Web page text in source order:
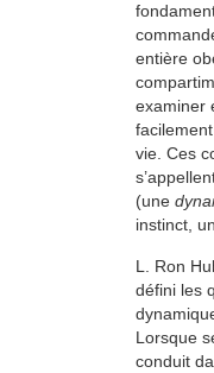
entière
examiner
vie. Ces
(une
instinct,
L. Ron
défini les
Lorsque
conduit